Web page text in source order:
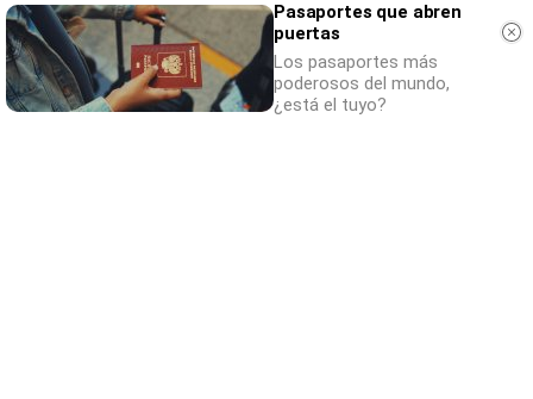
Pasaportes que abren
puertas
Los pasaportes más
poderosos del mundo,
¿está el tuyo?